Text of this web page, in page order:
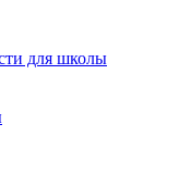
для школы